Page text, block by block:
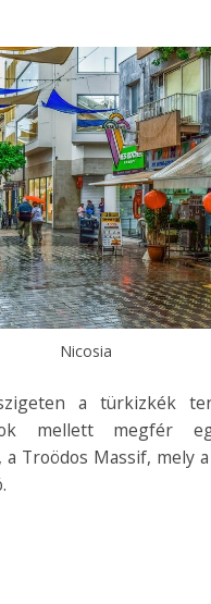
Nicosia
a türkizkék
mellett megfér
a Troödos Massif, mely